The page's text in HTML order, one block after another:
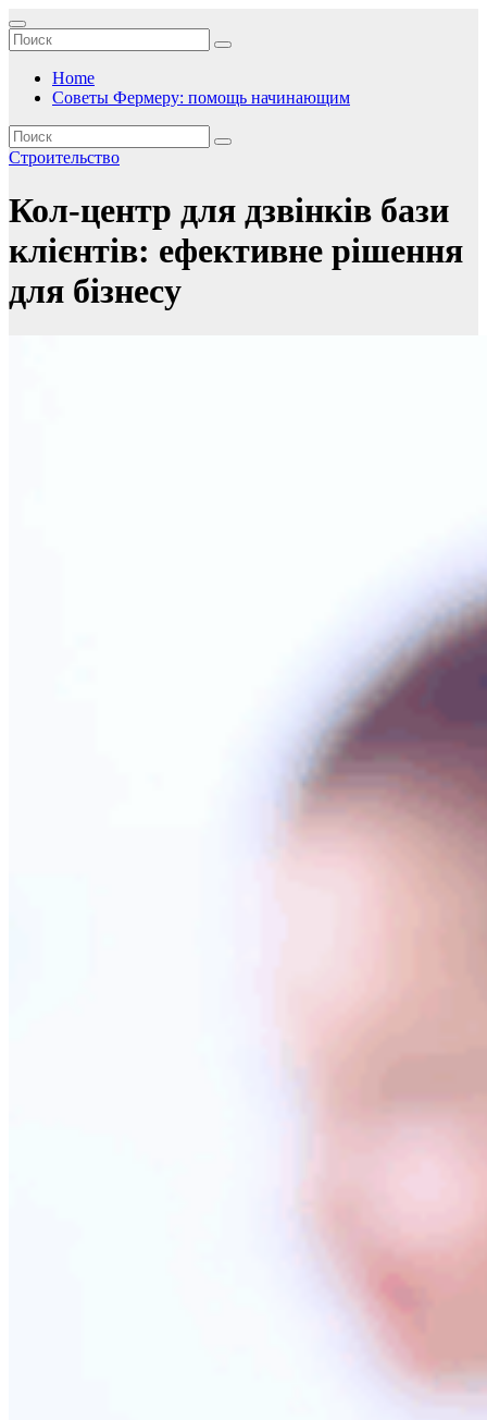
Перейти
к
содержимому
Home
Советы Фермеру: помощь начинающим
Строительство
Кол-центр для дзвінків бази
клієнтів: ефективне рішення
для бізнесу